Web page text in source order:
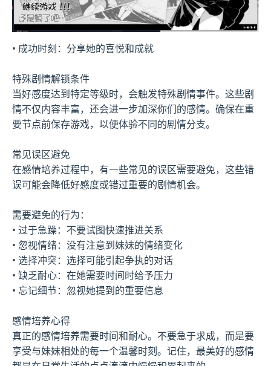
• 成功时刻：分享她的喜悦和成就
特殊剧情解锁条件
当好感度达到特定等级时，会触发特殊剧情事件。这些剧
情不仅内容丰富，还会进一步加深你们的感情。确保在重
要节点前保存游戏，以便体验不同的剧情分支。
常见误区避免
在感情培养过程中，有一些常见的误区需要避免，这些错
误可能会降低好感度或错过重要的剧情机会。
需要避免的行为：
• 过于急躁：不要试图快速推进关系
• 忽视情绪：没有注意到妹妹的情绪变化
• 选择冲突：选择可能引起争执的对话
• 缺乏耐心：在她需要时间时给予压力
• 忘记细节：忽视她提到的重要信息
感情培养心得
真正的感情培养需要时间和耐心。不要急于求成，而是要
享受与妹妹相处的每一个温馨时刻。记住，最美好的感情